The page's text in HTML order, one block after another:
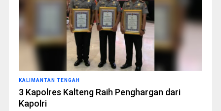
KALIMANTAN TENGAH
3 Kapolres Kalteng Raih Penghargan dari
Kapolri